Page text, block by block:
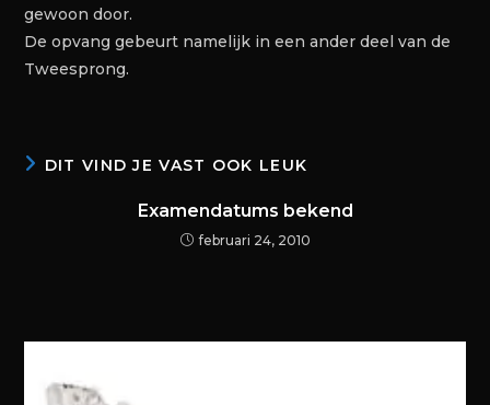
gewoon door.
De opvang gebeurt namelijk in een ander deel van de
Tweesprong.
DIT VIND JE VAST OOK LEUK
Examendatums bekend
februari 24, 2010